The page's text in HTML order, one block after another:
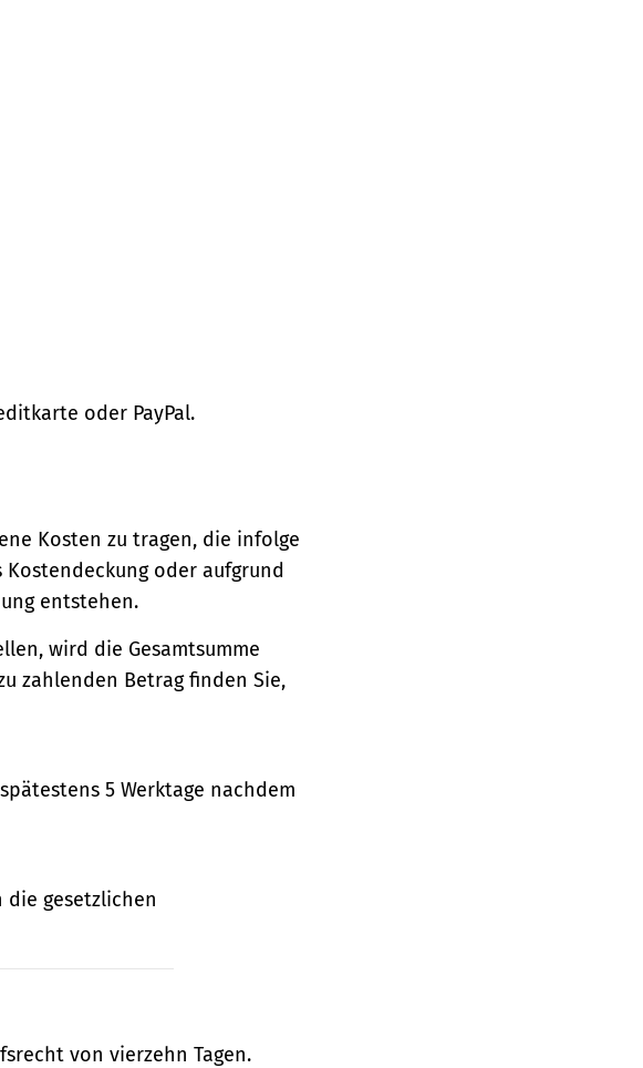
oder PayPal.
Kosten zu tragen, die infolge
oder aufgrund
entstehen.
wird die Gesamtsumme
zahlenden Betrag finden Sie,
5 Werktage nachdem
die gesetzlichen
von vierzehn Tagen.